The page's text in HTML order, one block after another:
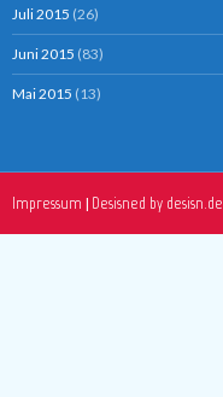
Juli 2015 (26)
Juni 2015 (83)
Mai 2015 (13)
Impressum | Desisned by desisn.de